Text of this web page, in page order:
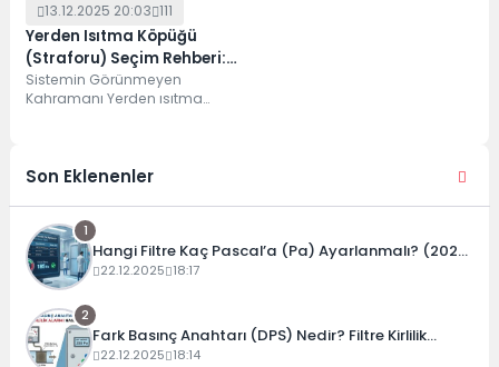
13.12.2025 20:03 111
Yerden Isıtma Köpüğü
(Straforu) Seçim Rehberi:
Folyolu mu, Karbonlu mu?
Sistemin Görünmeyen
Kahramanı Yerden ısıtma
Son Eklenenler
1
Hangi Filtre Kaç Pascal’a (Pa) Ayarlanmalı? (2026
Güncel Tablo)
22.12.2025 18:17
2
Fark Basınç Anahtarı (DPS) Nedir? Filtre Kirlilik
Alarmı Nasıl Ayarlanır?
22.12.2025 18:14